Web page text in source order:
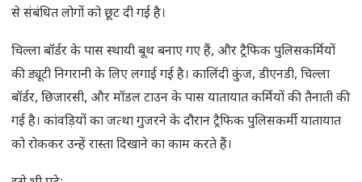
से संबंधित लोगों को छूट दी गई है।
चिल्ला बॉर्डर के पास स्थायी बूथ बनाए गए हैं, और ट्रैफिक पुलिसकर्मियों
की ड्यूटी निगरानी के लिए लगाई गई है। कालिंदी कुंज, डीएनडी, चिल्ला
बॉर्डर, छिजारसी, और मॉडल टाउन के पास यातायात कर्मियों की तैनाती की
गई है। कांवड़ियों का जत्था गुजरने के दौरान ट्रैफिक पुलिसकर्मी यातायात
को रोककर उन्हें रास्ता दिखाने का काम करते हैं।